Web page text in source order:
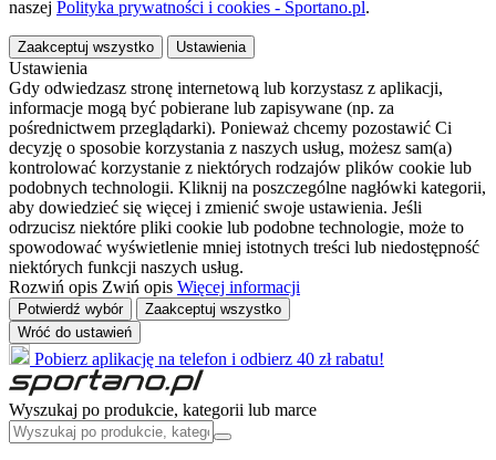
naszej Polityka prywatności i cookies - Sportano.pl.
Zaakceptuj wszystko Ustawienia
Ustawienia
Gdy odwiedzasz stronę internetową lub korzystasz z aplikacji,
informacje mogą być pobierane lub zapisywane (np. za
pośrednictwem przeglądarki). Ponieważ chcemy pozostawić Ci
decyzję o sposobie korzystania z naszych usług, możesz sam(a)
kontrolować korzystanie z niektórych rodzajów plików cookie lub
podobnych technologii. Kliknij na poszczególne nagłówki kategorii,
aby dowiedzieć się więcej i zmienić swoje ustawienia. Jeśli
odrzucisz niektóre pliki cookie lub podobne technologie, może to
spowodować wyświetlenie mniej istotnych treści lub niedostępność
niektórych funkcji naszych usług.
Rozwiń opis Zwiń opis Więcej informacji
Potwierdź wybór
Zaakceptuj wszystko
Wróć do ustawień
Pobierz aplikację na telefon i odbierz 40 zł rabatu!
Wyszukaj po produkcie, kategorii lub marce